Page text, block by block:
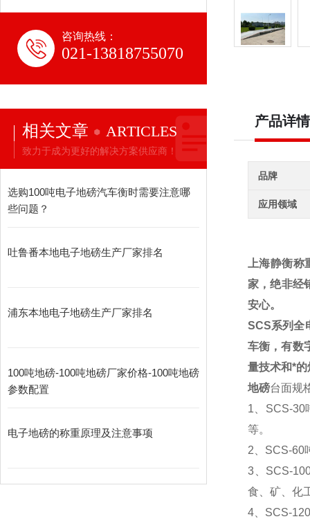
咨询热线：
021-13818755070
相关文章 ARTICLES
致力于成为更好的解决方案供应商！
选购100吨电子地磅汽车衡时需要注意哪
些问题？
吐鲁番本地电子地磅生产厂家排名
浦东本地电子地磅生产厂家排名
100吨地磅-100吨地磅厂家价格-100吨地磅
参数配置
电子地磅的称重原理及注意事项
产品详情
品牌
应用领域
上海静衡
家，绝非经
安心。
SCS系列全
车衡，有数
量技术和*
地磅台面规
1 、SCS-
等。
2 、SCS-
3 、SCS-
食、矿、化
4 、SCS-